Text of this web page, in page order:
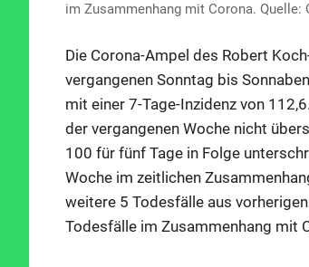
im Zusammenhang mit Corona. Quelle:
Die Corona-Ampel des Robert
vergangenen Sonntag bis
mit einer 7-Tage-Inzidenz von
der vergangenen Woche nicht
100 für fünf Tage in Folge
Woche im zeitlichen
weitere 5 Todesfälle aus
Todesfälle im Zusammenhang mit